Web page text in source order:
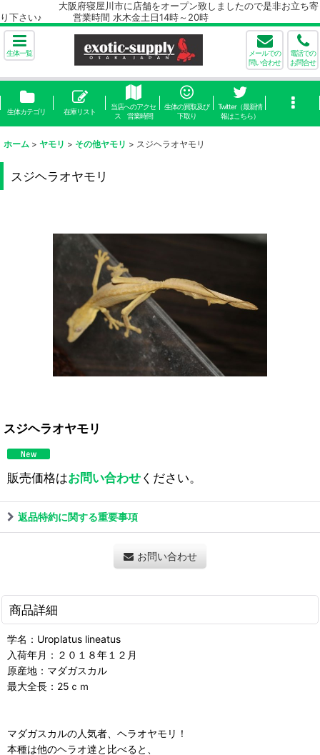
大阪府寝屋川市に店舗をオープン致しましたので是非お立ち寄
り下さい♪ 営業時間 水木金土日14時～20時
生体一覧
メールでの
問い合わせ
電話での
お問合せ
生体カテゴリ 在庫リスト
当店へのアクセ
ス 営業時間
生体の買取及び
下取り
Twitter（最新情
報はこちら）
ホーム > ヤモリ > その他ヤモリ > スジヘラオヤモリ
スジヘラオヤモリ
スジヘラオヤモリ
販売価格はお問い合わせください。
返品特約に関する重要事項
お問い合わせ
商品詳細
学名：Uroplatus lineatus
入荷年月：２０１８年１２月
原産地：マダガスカル
最大全長：25ｃｍ
マダガスカルの人気者、ヘラオヤモリ！
本種は他のヘラオ達と比べると、